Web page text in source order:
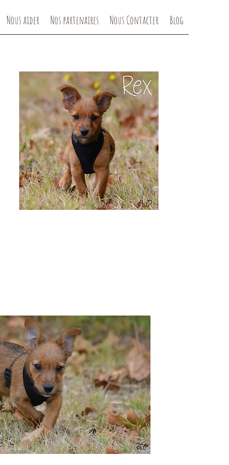
Nous aider Nos partenaires Nous Contacter Blog